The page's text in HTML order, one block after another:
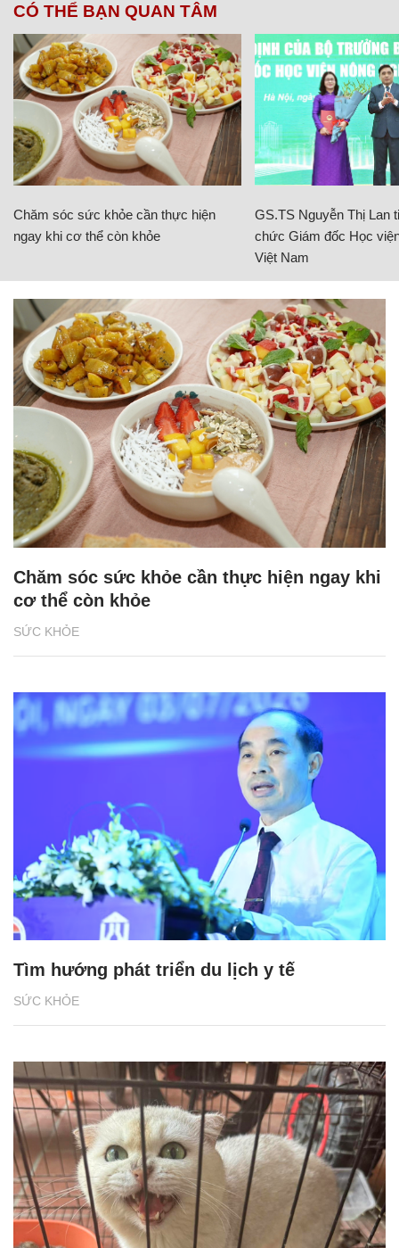
CÓ THỂ BẠN QUAN TÂM
Chăm sóc sức khỏe cần thực hiện
ngay khi cơ thể còn khỏe
GS.TS Nguyễn Thị Lan
chức Giám đốc Học
Việt Nam
SỨC KHỎE
Chăm sóc sức khỏe cần thực hiện ngay khi
cơ thể còn khỏe
SỨC KHỎE
Tìm hướng phát triển du lịch y tế